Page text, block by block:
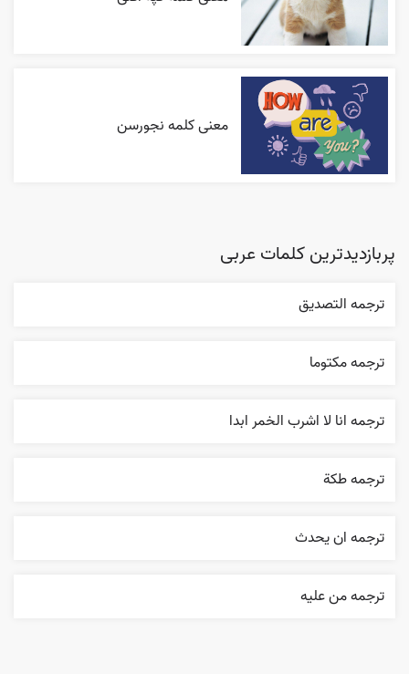
معنی کلمه نجورسن
پربازدیدترین کلمات عربی
ترجمه التصديق
ترجمه مکتوما
ترجمه انا لا اشرب الخمر ابدا
ترجمه طکة
ترجمه ان يحدث
ترجمه من عليه